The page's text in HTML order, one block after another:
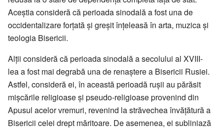
Aceştia consideră că perioada sinodală a fost una de
occidentalizare forţată şi greşit înţeleasă în arta, muzica şi
teologia Bisericii.
Alţii consideră că perioada sinodală a secolului al XVIII-
lea a fost mai degrabă una de renaştere a Bisericii Rusiei.
Astfel, consideră ei, în această perioadă ruşii au părăsit
mişcările religioase şi pseudo-religioase provenind din
Apusul acelor vremuri, revenind la străvechea învăţătură a
Bisericii celei drept măritoare. De asemenea, ei subliniază